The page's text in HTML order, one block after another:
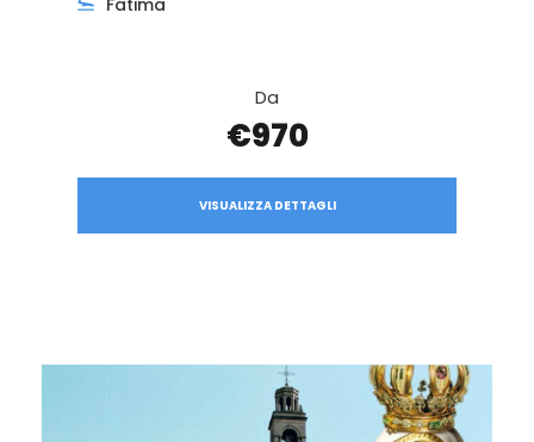
Da
€970
VISUALIZZA DETTAGLI